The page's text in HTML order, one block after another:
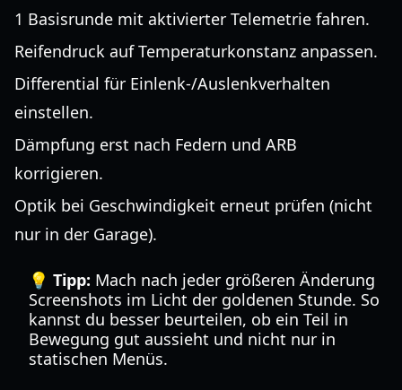
1 Basisrunde mit aktivierter Telemetrie fahren.
Reifendruck auf Temperaturkonstanz anpassen.
Differential für Einlenk-/Auslenkverhalten
einstellen.
Dämpfung erst nach Federn und ARB
korrigieren.
Optik bei Geschwindigkeit erneut prüfen (nicht
nur in der Garage).
💡 Tipp: Mach nach jeder größeren Änderung
Screenshots im Licht der goldenen Stunde. So
kannst du besser beurteilen, ob ein Teil in
Bewegung gut aussieht und nicht nur in
statischen Menüs.